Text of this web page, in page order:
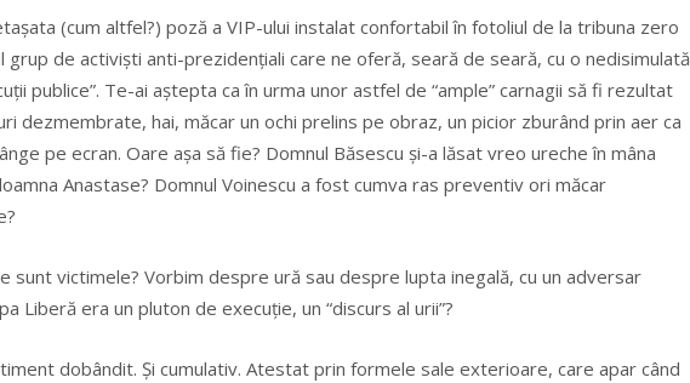
(cum altfel?) poză a VIP-ului instalat confortabil în fotoliul de la tribuna zero
grup de activiști anti-prezidențiali care ne oferă, seară de seară, cu o nedisimulată
publice”. Te-ai aștepta ca în urma unor astfel de “ample” carnagii să fi rezultat
dezmembrate, hai, măcar un ochi prelins pe obraz, un picior zburând prin aer ca
pe ecran. Oare așa să fie? Domnul Băsescu și-a lăsat vreo ureche în mâna
Anastase? Domnul Voinescu a fost cumva ras preventiv ori măcar
sunt victimele? Vorbim despre ură sau despre lupta inegală, cu un adversar
Liberă era un pluton de execuție, un “discurs al urii”?
dobândit. Și cumulativ. Atestat prin formele sale exterioare, care apar când